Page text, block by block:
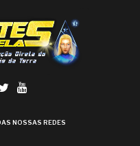
NOSSAS REDES